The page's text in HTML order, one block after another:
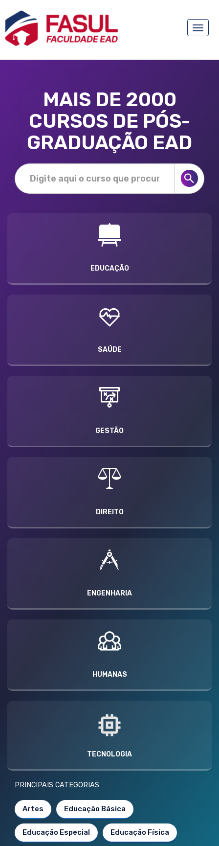
Toggle
MAIS DE 2000
CURSOS DE PÓS-
GRADUAÇÃO EAD
EDUCAÇÃO
SAÚDE
GESTÃO
DIREITO
ENGENHARIA
HUMANAS
TECNOLOGIA
PRINCIPAIS CATEGORIAS
Artes Educação Básica
Educação Especial Educação Física